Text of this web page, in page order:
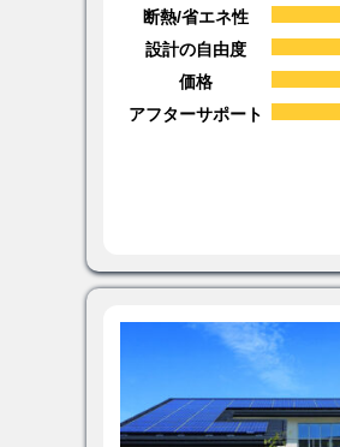
断熱/省エネ性
設計の自由度
価格
アフターサポート